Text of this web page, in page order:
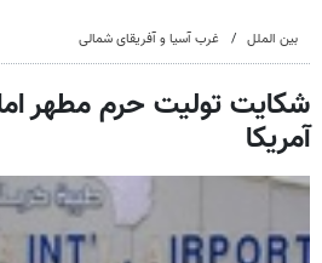
بین الملل غرب آسیا و آفریقای شمالی
شکایت تولیت حرم مطهر
آمریکا